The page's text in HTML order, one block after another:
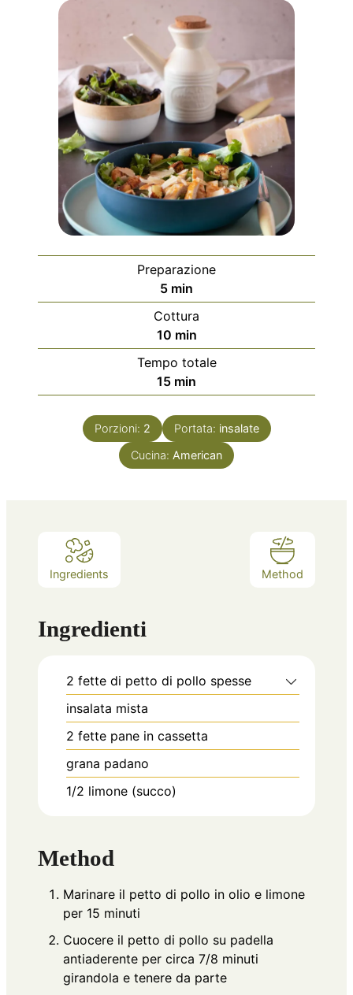
Preparazione
5minuti
min
Cottura
10minuti
min
Tempo totale
15minuti
min
Porzioni: 2 Portata: insalate
Cucina: American
Ingredients Method
Ingredienti
2 fette di petto di pollo spesse
insalata mista
2 fette pane in cassetta
grana padano
1/2 limone (succo)
Method
Marinare il petto di pollo in olio e limone
per 15 minuti
Cuocere il petto di pollo su padella
antiaderente per circa 7/8 minuti
girandola e tenere da parte